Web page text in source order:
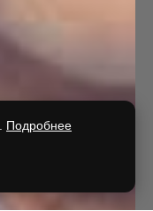
Подробнее